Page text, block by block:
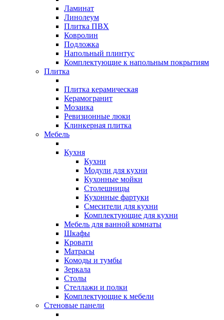
Ламинат
Линолеум
Плитка ПВХ
Ковролин
Подложка
Напольный плинтус
Комплектующие к напольным покрытиям
Плитка
Плитка керамическая
Керамогранит
Мозаика
Ревизионные люки
Клинкерная плитка
Мебель
Кухня
Кухни
Модули для кухни
Кухонные мойки
Столешницы
Кухонные фартуки
Смесители для кухни
Комплектующие для кухни
Мебель для ванной комнаты
Шкафы
Кровати
Матрасы
Комоды и тумбы
Зеркала
Столы
Стеллажи и полки
Комплектующие к мебели
Стеновые панели